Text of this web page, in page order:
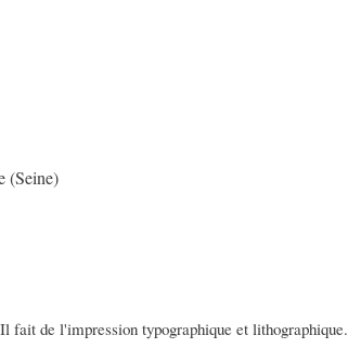
(Seine)
fait de l'impression typographique et lithographique.